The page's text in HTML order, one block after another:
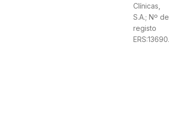
Clínicas,
S.A.; Nº de
registo
ERS:13690.